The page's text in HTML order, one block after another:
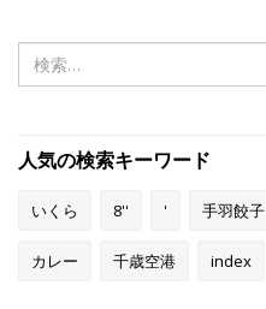
索:
人気の検索キーワード
いくら 8'' ' 手羽餃子
カレー 千歳空港 index